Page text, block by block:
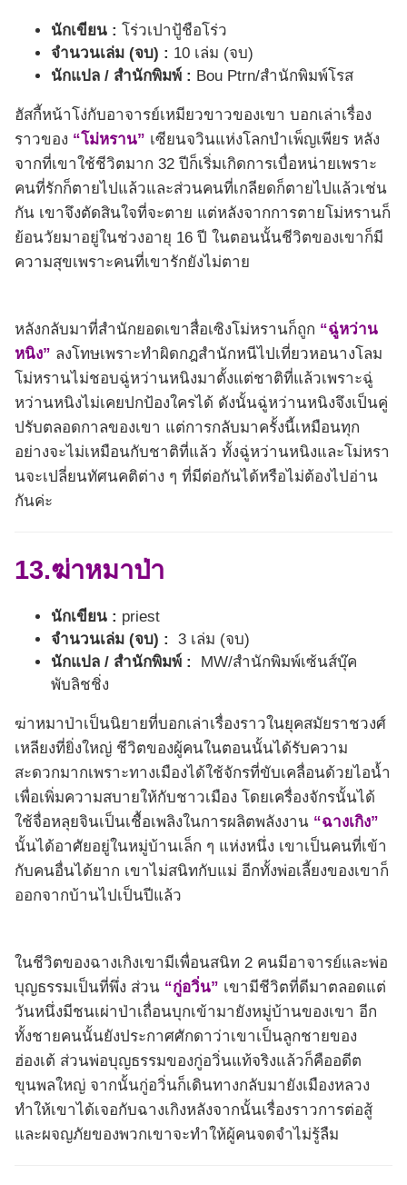
นักเขียน : โร่วเปาปู้ชือโร่ว
จำนวนเล่ม (จบ) : 10 เล่ม (จบ)
นักแปล / สำนักพิมพ์ : Bou Ptrn/สำนักพิมพ์โรส
ฮัสกี้หน้าโง่กับอาจารย์เหมียวขาวของเขา บอกเล่าเรื่อง
ราวของ “โม่หราน” เซียนจวินแห่งโลกบำเพ็ญเพียร หลัง
จากที่เขาใช้ชีวิตมาก 32 ปีก็เริ่มเกิดการเบื่อหน่ายเพราะ
คนที่รักก็ตายไปแล้วและส่วนคนที่เกลียดก็ตายไปแล้วเช่น
กัน เขาจึงตัดสินใจที่จะตาย แต่หลังจากการตายโม่หรานก็
ย้อนวัยมาอยู่ในช่วงอายุ 16 ปี ในตอนนั้นชีวิตของเขาก็มี
ความสุขเพราะคนที่เขารักยังไม่ตาย
หลังกลับมาที่สำนักยอดเขาสื่อเซิงโม่หรานก็ถูก “ฉู่หว่าน
หนิง” ลงโทษเพราะทำผิดกฎสำนักหนีไปเที่ยวหอนางโลม
โม่หรานไม่ชอบฉู่หว่านหนิงมาตั้งแต่ชาติที่แล้วเพราะฉู่
หว่านหนิงไม่เคยปกป้องใครได้ ดังนั้นฉู่หว่านหนิงจึงเป็นคู่
ปรับตลอดกาลของเขา แต่การกลับมาครั้งนี้เหมือนทุก
อย่างจะไม่เหมือนกับชาติที่แล้ว ทั้งฉู่หว่านหนิงและโม่หรา
นจะเปลี่ยนทัศนคติต่าง ๆ ที่มีต่อกันได้หรือไม่ต้องไปอ่าน
กันค่ะ
13.ฆ่าหมาป่า
นักเขียน : priest
จำนวนเล่ม (จบ) : 3 เล่ม (จบ)
นักแปล / สำนักพิมพ์ :
MW/สำนักพิมพ์เซ้นส์บุ๊ค
พับลิชชิ่ง
ฆ่าหมาป่าเป็นนิยายที่บอกเล่าเรื่องราวในยุคสมัยราชวงศ์
เหลียงที่ยิ่งใหญ่ ชีวิตของผู้คนในตอนนั้นได้รับความ
สะดวกมากเพราะทางเมืองได้ใช้จักรที่ขับเคลื่อนด้วยไอน้ำ
เพื่อเพิ่มความสบายให้กับชาวเมือง โดยเครื่องจักรนั้นได้
ใช้จื่อหลุยจินเป็นเชื้อเพลิงในการผลิตพลังงาน “ฉางเกิง”
นั้นได้อาศัยอยู่ในหมู่บ้านเล็ก ๆ แห่งหนึ่ง เขาเป็นคนที่เข้า
กับคนอื่นได้ยาก เขาไม่สนิทกับแม่ อีกทั้งพ่อเลี้ยงของเขาก็
ออกจากบ้านไปเป็นปีแล้ว
ในชีวิตของฉางเกิงเขามีเพื่อนสนิท 2 คนมีอาจารย์และพ่อ
บุญธรรมเป็นที่พึ่ง ส่วน “กู่อวิ่น” เขามีชีวิตที่ดีมาตลอดแต่
วันหนึ่งมีชนเผ่าป่าเถื่อนบุกเข้ามายังหมู่บ้านของเขา อีก
ทั้งชายคนนั้นยังประกาศศักดาว่าเขาเป็นลูกชายของ
ฮ่องเต้ ส่วนพ่อบุญธรรมของกู่อวิ่นแท้จริงแล้วก็คืออดีต
ขุนพลใหญ่ จากนั้นกู่อวิ่นก็เดินทางกลับมายังเมืองหลวง
ทำให้เขาได้เจอกับฉางเกิงหลังจากนั้นเรื่องราวการต่อสู้
และผจญภัยของพวกเขาจะทำให้ผู้คนจดจำไม่รู้ลืม